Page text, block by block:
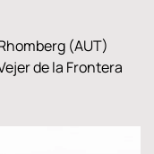
(AUT)
de la Frontera